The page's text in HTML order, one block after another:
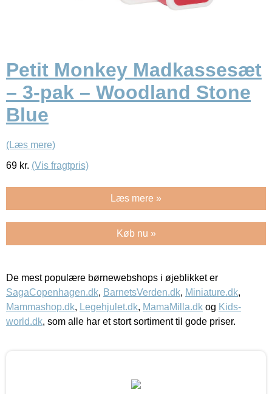
Petit Monkey Madkassesæt
– 3-pak – Woodland Stone
Blue
(Læs mere)
69 kr. (Vis fragtpris)
Læs mere »
Køb nu »
De mest populære børnewebshops i øjeblikket er
SagaCopenhagen.dk, BarnetsVerden.dk, Miniature.dk,
Mammashop.dk, Legehjulet.dk, MamaMilla.dk og Kids-
world.dk, som alle har et stort sortiment til gode priser.